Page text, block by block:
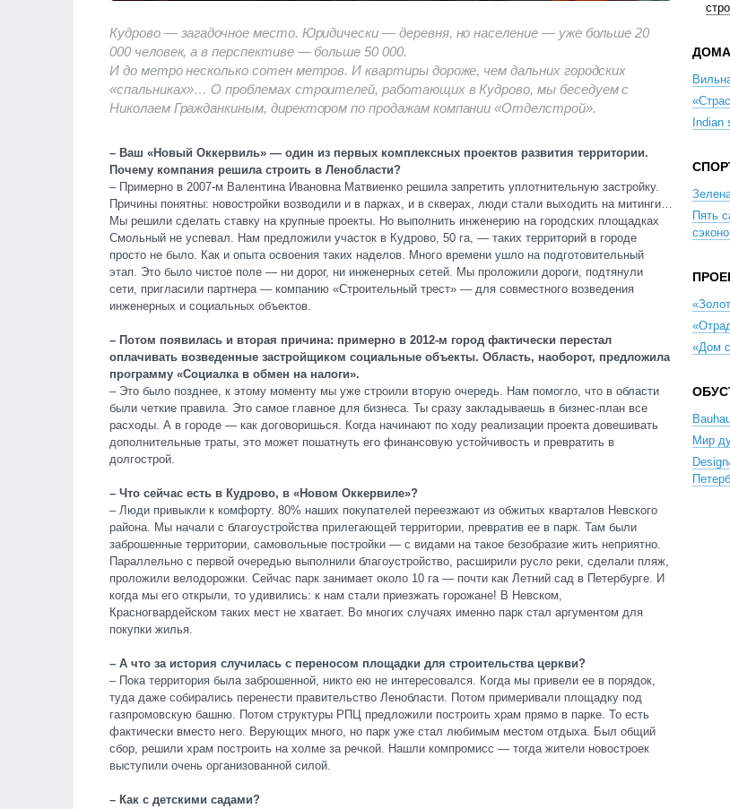
Кудрово — загадочное место. Юридически — деревня, но население — уже больше 20
000 человек, а в перспективе — больше 50 000.
И до метро несколько сотен метров. И квартиры дороже, чем дальних городских
«спальниках»… О проблемах строителей, работающих в Кудрово, мы беседуем с
Николаем Гражданкиным, директором по продажам компании «Отделстрой».
– Ваш «Новый Оккервиль» — один из первых комплексных проектов развития территории.
Почему компания решила строить в Ленобласти?
– Примерно в 2007-м Валентина Ивановна Матвиенко решила запретить уплотнительную застройку.
Причины понятны: новостройки возводили и в парках, и в скверах, люди стали выходить на митинги…
Мы решили сделать ставку на крупные проекты. Но выполнить инженерию на городских площадках
Смольный не успевал. Нам предложили участок в Кудрово, 50 га, — таких территорий в городе
просто не было. Как и опыта освоения таких наделов. Много времени ушло на подготовительный
этап. Это было чистое поле — ни дорог, ни инженерных сетей. Мы проложили дороги, подтянули
сети, пригласили партнера — компанию «Строительный трест» — для совместного возведения
инженерных и социальных объектов.
– Потом появилась и вторая причина: примерно в 2012-м город фактически перестал
оплачивать возведенные застройщиком социальные объекты. Область, наоборот, предложила
программу «Социалка в обмен на налоги».
– Это было позднее, к этому моменту мы уже строили вторую очередь. Нам помогло, что в области
были четкие правила. Это самое главное для бизнеса. Ты сразу закладываешь в бизнес-план все
расходы. А в городе — как договоришься. Когда начинают по ходу реализации проекта довешивать
дополнительные траты, это может пошатнуть его финансовую устойчивость и превратить в
долгострой.
– Что сейчас есть в Кудрово, в «Новом Оккервиле»?
– Люди привыкли к комфорту. 80% наших покупателей переезжают из обжитых кварталов Невского
района. Мы начали с благоустройства прилегающей территории, превратив ее в парк. Там были
заброшенные территории, самовольные постройки — с видами на такое безобразие жить неприятно.
Параллельно с первой очередью выполнили благоустройство, расширили русло реки, сделали пляж,
проложили велодорожки. Сейчас парк занимает около 10 га — почти как Летний сад в Петербурге. И
когда мы его открыли, то удивились: к нам стали приезжать горожане! В Невском,
Красногвардейском таких мест не хватает. Во многих случаях именно парк стал аргументом для
покупки жилья.
– А что за история случилась с переносом площадки для строительства церкви?
– Пока территория была заброшенной, никто ею не интересовался. Когда мы привели ее в порядок,
туда даже собирались перенести правительство Ленобласти. Потом примеривали площадку под
газпромовскую башню. Потом структуры РПЦ предложили построить храм прямо в парке. То есть
фактически вместо него. Верующих много, но парк уже стал любимым местом отдыха. Был общий
сбор, решили храм построить на холме за речкой. Нашли компромисс — тогда жители новостроек
выступили очень организованной силой.
– Как с детскими садами?
Indian
Пять
«Дом
Мир